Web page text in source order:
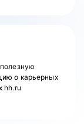
о карьерных
hh.ru